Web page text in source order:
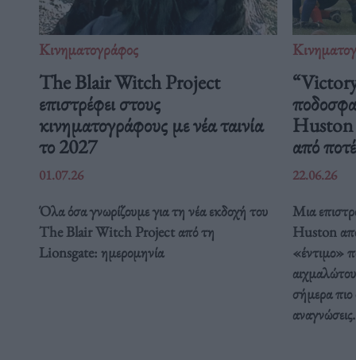
Κινηματογράφος
The Blair Witch Project
επιστρέφει στους
κινηματογράφους με νέα ταινία
το 2027
01.07.26
Όλα όσα γνωρίζουμε για τη νέα εκδοχή του
The Blair Witch Project από τη
Lionsgate: ημερομηνία
Huston
από ποτέ
22.06.26
Μια
Huston
«έντιμο»
σήμερα πιο
αναγνώσεις.